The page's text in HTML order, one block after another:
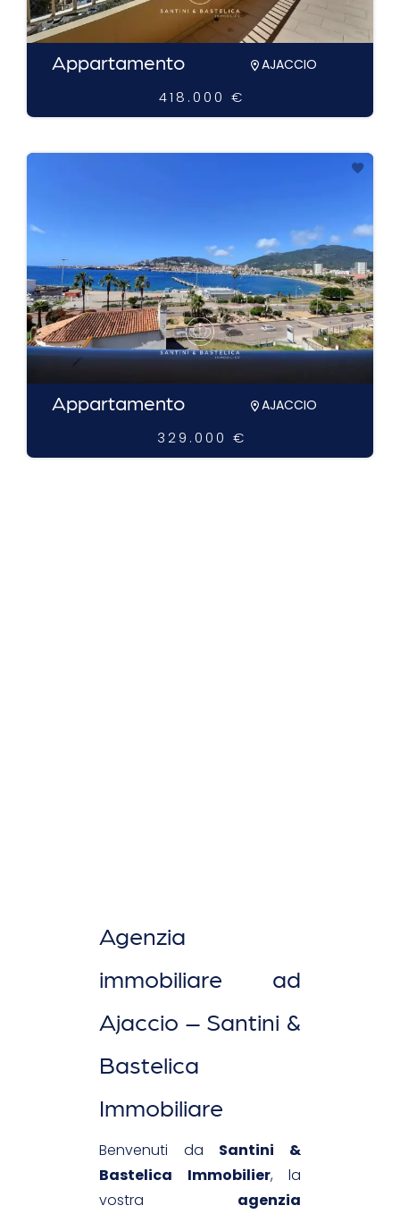
Appartamento AJACCIO
418.000 €
Appartamento AJACCIO
329.000 €
Agenzia
immobiliare ad
Ajaccio – Santini &
Bastelica
Immobiliare
Benvenuti da Santini &
Bastelica Immobilier, la
vostra agenzia